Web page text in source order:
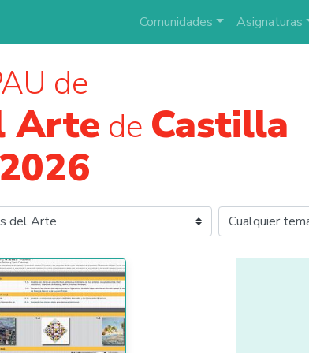
Comunidades Asignaturas
de
Arte de Castilla